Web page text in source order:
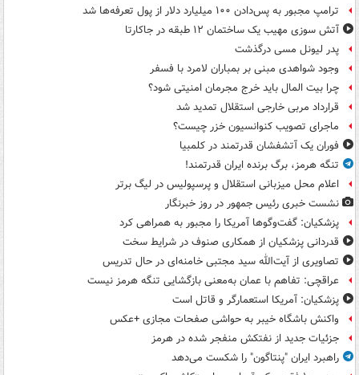
ترامپ مجبور به پس‌دادن ۱۰۰ میلیارد دلار از پول تعرفه‌ها شد
آتش سوزی مهیب یک ساختمان ۱۲ طبقه در جاکارتا
پدر لیونل مسی درگذشت
وجود شواهدی مبنی بر بمباران لامرد با فسفر
چرا بیت المال باید خرج مجرمان امنیتی شود؟
قرارداد مربی خارجی استقلال تمدید شد
ماجرای تصویب کنوانسیون خزر چیست؟
فوران یک آتشفشان قدرتمند در کلمبیا
تنگه هرمز، برگ برنده ایران قدرتمند!
اعلام محل میزبانی استقلال و پرسپولیس در لیگ برتر
نشست خبری رئیس جمهور در روز خبرنگار
پزشکیان: گفت‌وگوها آمریکا را مجبور به همراهی کرد
قدردانی پزشکیان از همکاری صنوف در شرایط سخت
تصاویری از آیت‌الله سید مجتبی خامنه‌ای در حال تدریس
عراقچی: تفاهم با عمان به‌معنی بازگشایی تنگه هرمز نیست
پزشکیان: آمریکا استعمارگر و قاتل است
واکنش باشگاه خیبر به حواشی صفحات مجازی +عکس
جزئیات جدید از نفتکش منفجر شده در هرمز
راهبرد ایران "پنتاگون" را شکست می‌دهد